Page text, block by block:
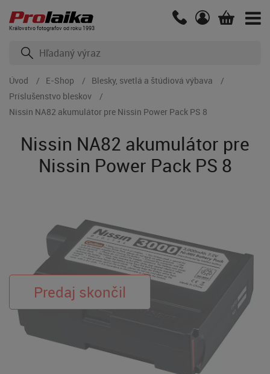
Kráľovstvo fotografov od roku 1993
Úvod E-Shop
Blesky, svetlá a štúdiová výbava
Príslušenstvo bleskov
Nissin NA82 akumulátor pre Nissin Power Pack PS 8
Nissin NA82 akumulátor pre
Nissin Power Pack PS 8